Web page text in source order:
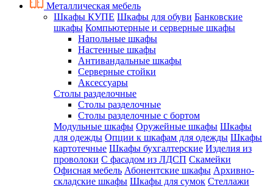
Металлическая мебель
Шкафы КУПЕ Шкафы для обуви Банковские
шкафы Компьютерные и серверные шкафы
Напольные шкафы
Настенные шкафы
Антивандальные шкафы
Серверные стойки
Аксессуары
Столы разделочные
Столы разделочные
Столы разделочные с бортом
Модульные шкафы Оружейные шкафы Шкафы
для одежды Опции к шкафам для одежды Шкафы
картотечные Шкафы бухгалтерские Изделия из
проволоки С фасадом из ЛДСП Скамейки
Офисная мебель Абонентские шкафы Архивно-
складские шкафы Шкафы для сумок Стеллажи